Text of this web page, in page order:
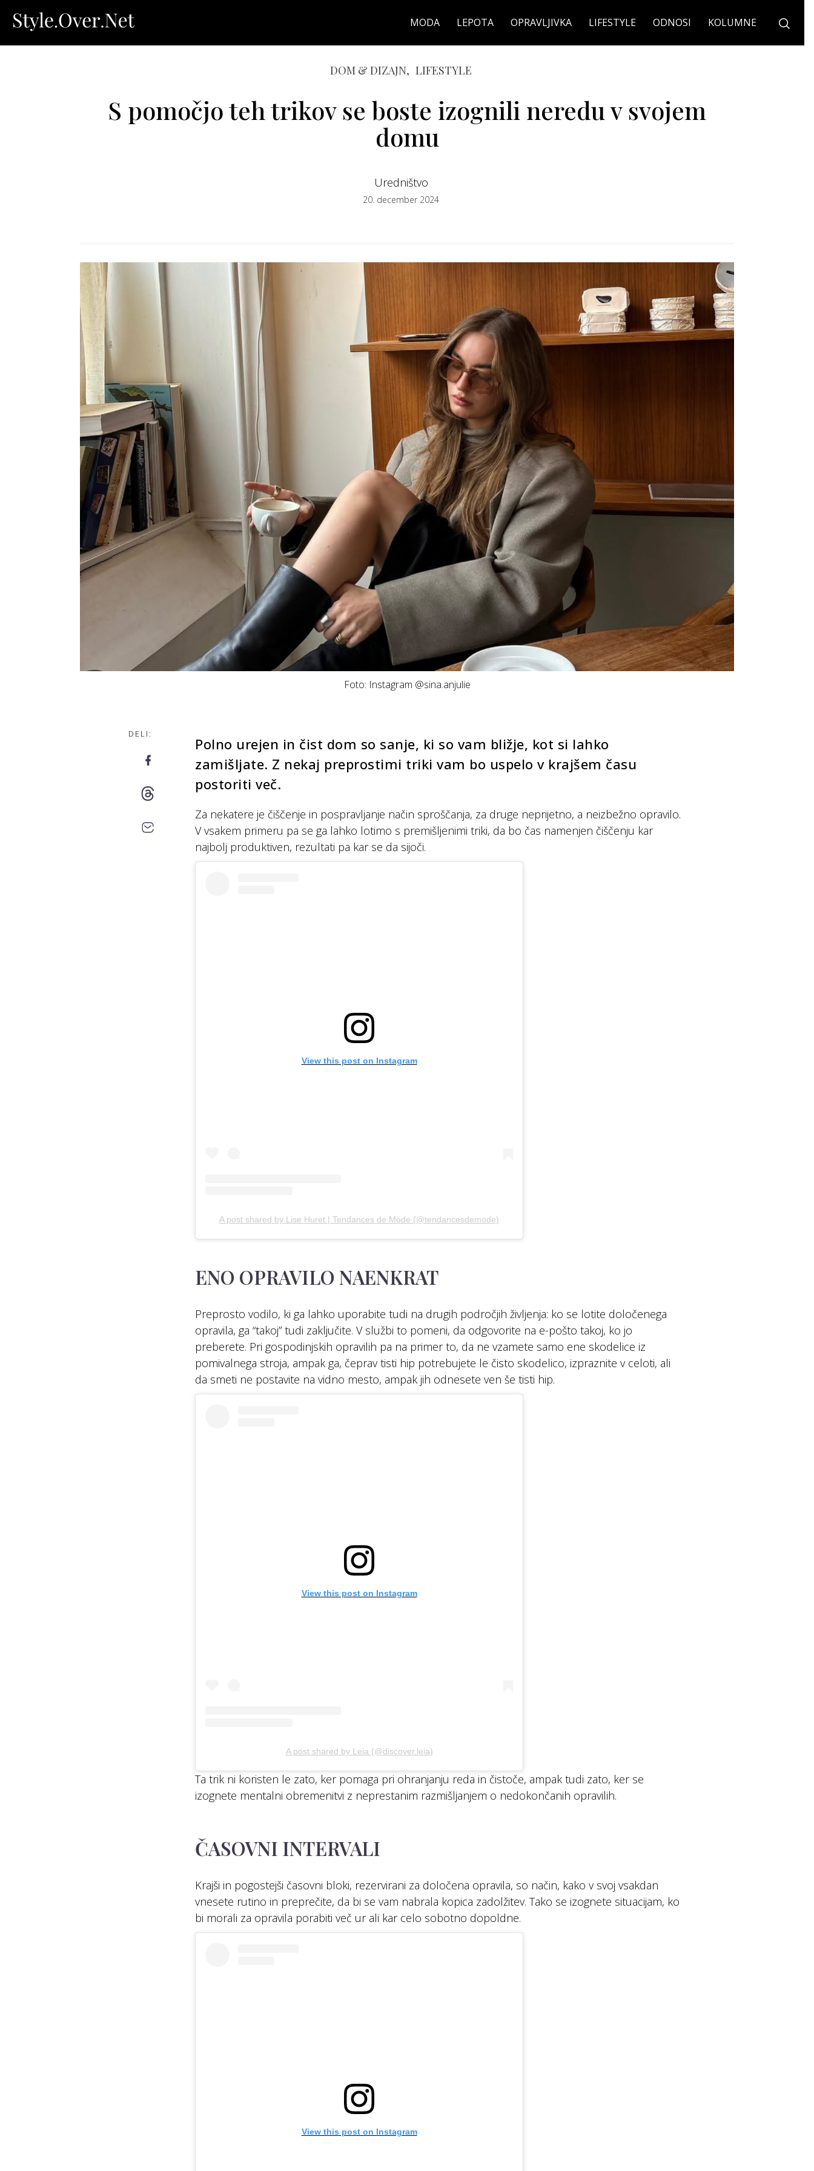
MODA LEPOTA OPRAVLJIVKA LIFESTYLE ODNOSI KOLUMNE
DOM & DIZAJN, LIFESTYLE
S pomočjo teh trikov se boste izognili neredu v svojem
domu
Uredništvo
20. december 2024
Foto: Instagram @sina.anjulie
DELI:
Polno urejen in čist dom so sanje, ki so vam bližje, kot si lahko
zamišljate. Z nekaj preprostimi triki vam bo uspelo v krajšem času
postoriti več.
Za nekatere je čiščenje in pospravljanje način sproščanja, za druge neprijetno, a neizbežno opravilo.
V vsakem primeru pa se ga lahko lotimo s premišljenimi triki, da bo čas namenjen čiščenju kar
najbolj produktiven, rezultati pa kar se da sijoči.
View this post on Instagram
A post shared by Lise Huret | Tendances de Mode (@tendancesdemode)
ENO OPRAVILO NAENKRAT
Preprosto vodilo, ki ga lahko uporabite tudi na drugih področjih življenja: ko se lotite določenega
opravila, ga “takoj” tudi zaključite. V službi to pomeni, da odgovorite na e-pošto takoj, ko jo
preberete. Pri gospodinjskih opravilih pa na primer to, da ne vzamete samo ene skodelice iz
pomivalnega stroja, ampak ga, čeprav tisti hip potrebujete le čisto skodelico, izpraznite v celoti, ali
da smeti ne postavite na vidno mesto, ampak jih odnesete ven še tisti hip.
View this post on Instagram
A post shared by Leia (@discover.leia)
Ta trik ni koristen le zato, ker pomaga pri ohranjanju reda in čistoče, ampak tudi zato, ker se
izognete mentalni obremenitvi z neprestanim razmišljanjem o nedokončanih opravilih.
ČASOVNI INTERVALI
Krajši in pogostejši časovni bloki, rezervirani za določena opravila, so način, kako v svoj vsakdan
vnesete rutino in preprečite, da bi se vam nabrala kopica zadolžitev. Tako se izognete situacijam, ko
bi morali za opravila porabiti več ur ali kar celo sobotno dopoldne.
View this post on Instagram